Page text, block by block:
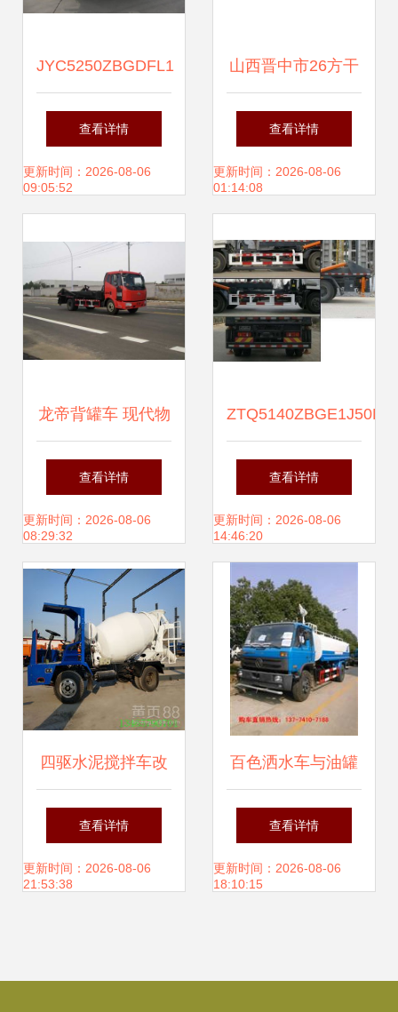
JYC5250ZBGDFL1
型油罐车 高效运输
的可靠伙伴
查看详情
更新时间：2026-08-06
09:05:52
山西晋中市26方干
混砂浆背罐车 高效
运输解决方案与中
查看详情
更新时间：2026-08-06
01:14:08
龙帝背罐车 现代物
流中的高效油罐运
输解决方案
查看详情
更新时间：2026-08-06
08:29:32
ZTQ5140ZBGE1J50D
背罐车 高效环保的
散装物料运输解决
方案
查看详情
更新时间：2026-08-06
14:46:20
四驱水泥搅拌车改
装 山区混凝土运输
的可靠解决方案
查看详情
更新时间：2026-08-06
21:53:38
百色洒水车与油罐
车 城市运行与工业
运输的视觉记录
查看详情
更新时间：2026-08-06
18:10:15